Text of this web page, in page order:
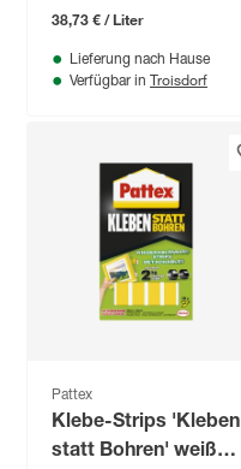
38,73 € / Liter
Lieferung nach Hause
Verfügbar in Troisdorf
Pattex
Klebe-Strips 'Kleben
statt Bohren' weiß